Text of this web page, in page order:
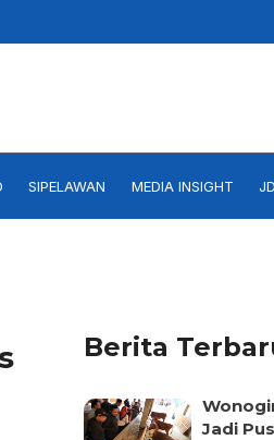
SIPELAWAN MEDIA INSIGHT
Berita
Jadi